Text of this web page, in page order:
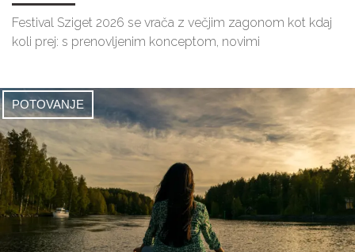
Festival Sziget 2026 se vrača z večjim zagonom kot kdaj
koli prej: s prenovljenim konceptom, novimi
POTOVANJE